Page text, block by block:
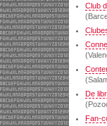
Club
De
Fan-